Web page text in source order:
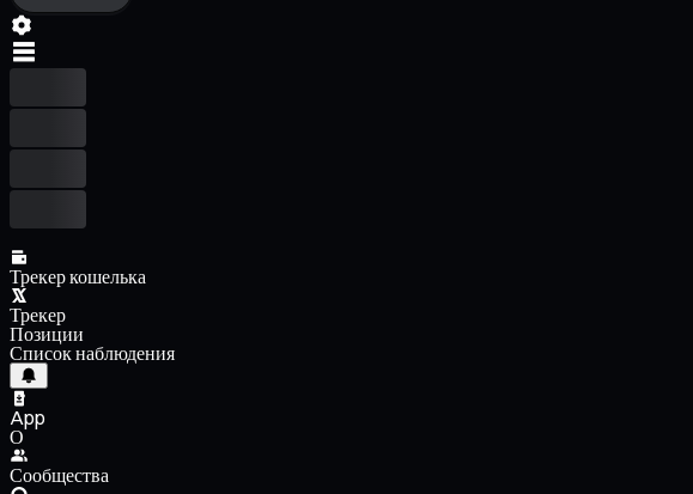
Трекер кошелька
Трекер
Позиции
Список наблюдения
App
О
Сообщества